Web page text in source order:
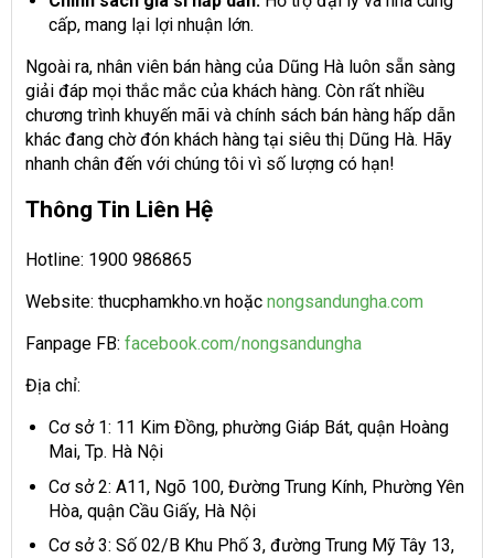
cấp, mang lại lợi nhuận lớn.
Ngoài ra, nhân viên bán hàng của Dũng Hà luôn sẵn sàng
giải đáp mọi thắc mắc của khách hàng. Còn rất nhiều
chương trình khuyến mãi và chính sách bán hàng hấp dẫn
khác đang chờ đón khách hàng tại siêu thị Dũng Hà. Hãy
nhanh chân đến với chúng tôi vì số lượng có hạn!
Thông Tin Liên Hệ
Hotline: 1900 986865
Website: thucphamkho.vn hoặc nongsandungha.com
Fanpage FB: facebook.com/nongsandungha
Địa chỉ:
Cơ sở 1: 11 Kim Đồng, phường Giáp Bát, quận Hoàng
Mai, Tp. Hà Nội
Cơ sở 2: A11, Ngõ 100, Đường Trung Kính, Phường Yên
Hòa, quận Cầu Giấy, Hà Nội
Cơ sở 3: Số 02/B Khu Phố 3, đường Trung Mỹ Tây 13,